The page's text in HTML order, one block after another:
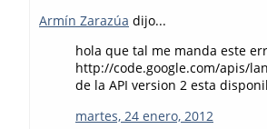
Armín Zarazúa dijo...
hola que tal me manda este
http://code.google.com/apis/
de la API version 2 esta
martes, 24 enero, 2012